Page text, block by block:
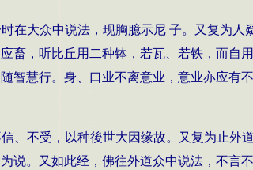
在大众中说法，现胸臆示尼 子。又复为人
畜，听比丘用二种钵，若瓦、若铁，而自
智慧行。身、口业不离意业，意业亦应有
、不受，以种後世大因缘故。又复为止外
说。又如此经，佛往外道众中说法，不言